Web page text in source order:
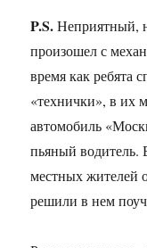
P.S.Неприятный,
произошел с
время как ребята
«технички», в их
автомобиль
пьяный водитель.
местных жителей
решили в нем